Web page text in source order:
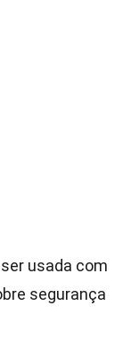
usada com
segurança